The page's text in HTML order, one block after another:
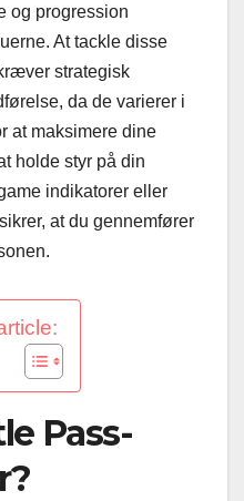
og progression
At tackle disse
strategisk
da de varierer i
at maksimere dine
holde styr på din
indikatorer eller
at du gennemfører
Pass-